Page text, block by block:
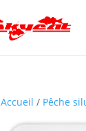
Accueil / Pêche